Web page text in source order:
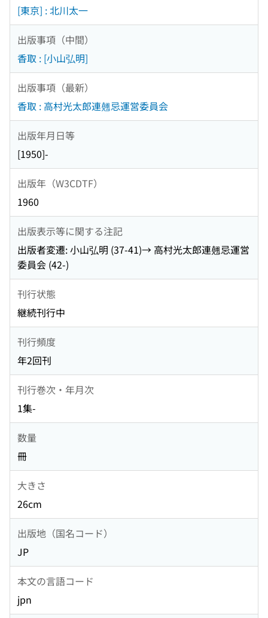
[東京] : 北川太一
出版事項（中間）
香取 : [小山弘明]
出版事項（最新）
香取 : 高村光太郎連翹忌運営委員会
出版年月日等
[1950]-
出版年（W3CDTF）
1960
出版表示等に関する注記
出版者変遷: 小山弘明 (37-41)→ 高村光太郎連翹忌運営
委員会 (42-)
刊行状態
継続刊行中
刊行頻度
年2回刊
刊行巻次・年月次
1集-
数量
冊
大きさ
26cm
出版地（国名コード）
JP
本文の言語コード
jpn